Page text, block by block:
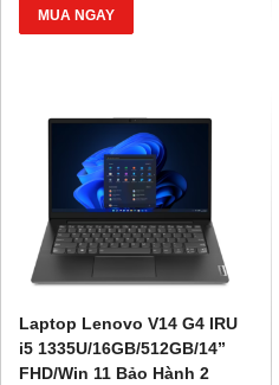
Giảm 20%khi nâng cấp Ram-
SSD
Giá 500.000đ
MUA NGAY
Laptop Lenovo V14 G4 IRU
i5 1335U/16GB/512GB/14”
FHD/Win 11 Bảo Hành 2